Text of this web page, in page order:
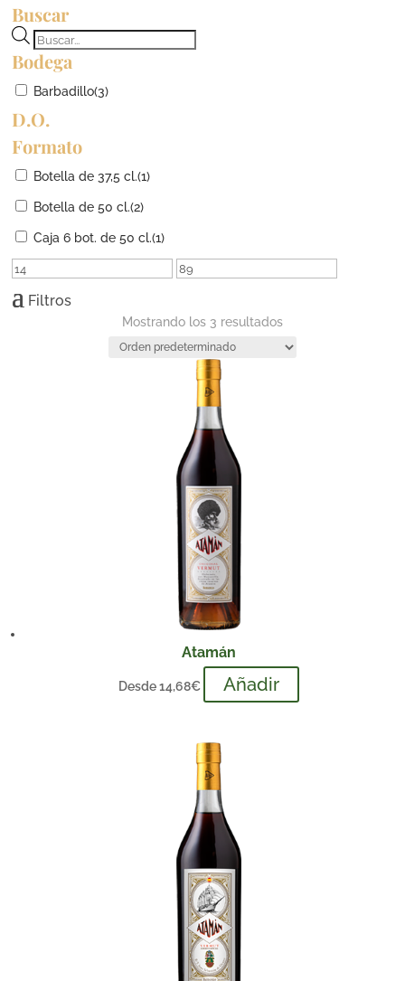
Buscar
Búsqueda
de
productos
Bodega
Barbadillo(3)
D.O.
Formato
Botella de 37,5 cl.(1)
Botella de 50 cl.(2)
Caja 6 bot. de 50 cl.(1)
Filtros
Mostrando los 3 resultados
Atamán
Desde14,68€ Añadir